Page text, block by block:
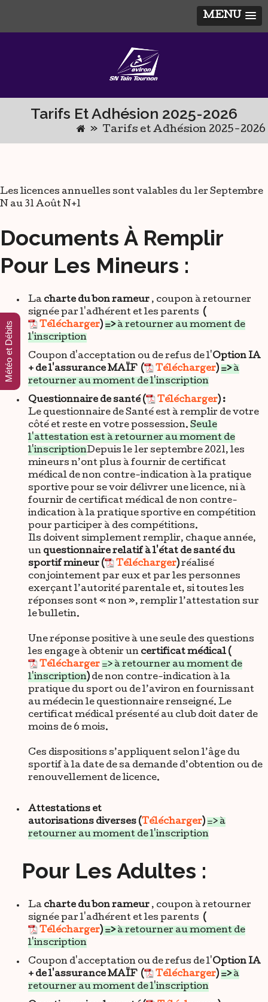
MENU
Tarifs Et Adhésion 2025-2026
» Tarifs et Adhésion 2025-2026
Les licences annuelles sont valables du 1er Septembre
N au 31 Août N+1
Documents À Remplir
Pour Les Mineurs :
La charte du bon rameur , coupon à retourner
signée par l'adhérent et les parents (
Télécharger) =>à retourner au moment de
l'inscription
Coupon d'acceptation ou de refus de l' Option IA
+ de l'assurance MAÏF ( Télécharger) =>à
retourner au moment de l'inscription
Questionnaire de santé (
Télécharger) :
Le questionnaire de Santé est à remplir de votre
côté et reste en votre possession. Seule
l'attestation est à retourner au moment de
l'inscriptionDepuis le 1er septembre 2021, les
mineurs n’ont plus à fournir de certificat
médical de non contre-indication à la pratique
sportive pour se voir délivrer une licence, ni à
fournir de certificat médical de non contre-
indication à la pratique sportive en compétition
pour participer à des compétitions.
Ils doivent simplement remplir, chaque année,
un questionnaire relatif à l'état de santé du
sportif mineur (
Télécharger)réalisé
conjointement par eux et par les personnes
exerçant l’autorité parentale et, si toutes les
réponses sont « non », remplir l’attestation sur
le bulletin.
Une réponse positive à une seule des questions
les engage à obtenir un certificat médical (
Télécharger => à retourner au moment de
l'inscription) de non contre-indication à la
pratique du sport ou de l’aviron en fournissant
au médecin le questionnaire renseigné. Le
certificat médical présenté au club doit dater de
moins de 6 mois.
Ces dispositions s’appliquent selon l’âge du
sportif à la date de sa demande d’obtention ou de
renouvellement de licence.
Attestations et
autorisations diverses (Télécharger) => à
retourner au moment de l'inscription
Pour Les Adultes :
La charte du bon rameur , coupon à retourner
signée par l'adhérent et les parents (
Télécharger) =>à retourner au moment de
l'inscription
Coupon d'acceptation ou de refus de l' Option IA
+ de l'assurance MAÏF ( Télécharger) =>à
retourner au moment de l'inscription
Météo et Débits